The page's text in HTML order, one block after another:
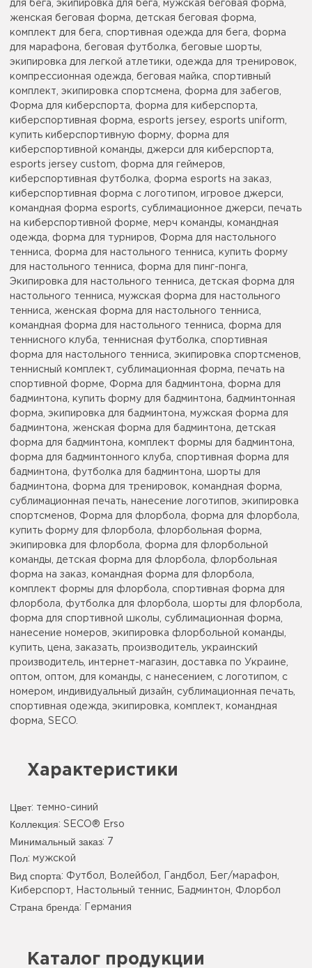
для бега, экипировка для бега, мужская беговая форма,
женская беговая форма, детская беговая форма,
комплект для бега, спортивная одежда для бега, форма
для марафона, беговая футболка, беговые шорты,
экипировка для легкой атлетики, одежда для тренировок,
компрессионная одежда, беговая майка, спортивный
комплект, экипировка спортсмена, форма для забегов,
Форма для киберспорта, форма для киберспорта,
киберспортивная форма, esports jersey, esports uniform,
купить киберспортивную форму, форма для
киберспортивной команды, джерси для киберспорта,
esports jersey custom, форма для геймеров,
киберспортивная футболка, форма esports на заказ,
киберспортивная форма с логотипом, игровое джерси,
командная форма esports, сублимационное джерси, печать
на киберспортивной форме, мерч команды, командная
одежда, форма для турниров, Форма для настольного
тенниса, форма для настольного тенниса, купить форму
для настольного тенниса, форма для пинг-понга,
Экипировка для настольного тенниса, детская форма для
настольного тенниса, мужская форма для настольного
тенниса, женская форма для настольного тенниса,
командная форма для настольного тенниса, форма для
теннисного клуба, теннисная футболка, спортивная
форма для настольного тенниса, экипировка спортсменов,
теннисный комплект, сублимационная форма, печать на
спортивной форме, Форма для бадминтона, форма для
бадминтона, купить форму для бадминтона, бадминтонная
форма, экипировка для бадминтона, мужская форма для
бадминтона, женская форма для бадминтона, детская
форма для бадминтона, комплект формы для бадминтона,
форма для бадминтонного клуба, спортивная форма для
бадминтона, футболка для бадминтона, шорты для
бадминтона, форма для тренировок, командная форма,
сублимационная печать, нанесение логотипов, экипировка
спортсменов, Форма для флорбола, форма для флорбола,
купить форму для флорбола, флорбольная форма,
экипировка для флорбола, форма для флорбольной
команды, детская форма для флорбола, флорбольная
форма на заказ, командная форма для флорбола,
комплект формы для флорбола, спортивная форма для
флорбола, футболка для флорбола, шорты для флорбола,
форма для спортивной школы, сублимационная форма,
нанесение номеров, экипировка флорбольной команды,
купить, цена, заказать, производитель, украинский
производитель, интернет-магазин, доставка по Украине,
оптом, оптом, для команды, с нанесением, с логотипом, с
номером, индивидуальный дизайн, сублимационная печать,
спортивная одежда, экипировка, комплект, командная
форма, SECO.
Характеристики
Цвет: темно-синий
Коллекция: SECO® Erso
Минимальный заказ: 7
Пол: мужской
Вид спорта: Футбол, Волейбол, Гандбол, Бег/марафон,
Киберспорт, Настольный теннис, Бадминтон, Флорбол
Страна бренда: Германия
Каталог продукции